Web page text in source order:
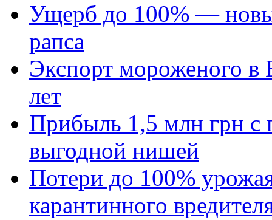
Ущерб до 100% —
рапса
Экспорт мороженого в
лет
Прибыль 1,5 млн грн с
выгодной нишей
Потери до 100%
карантинного